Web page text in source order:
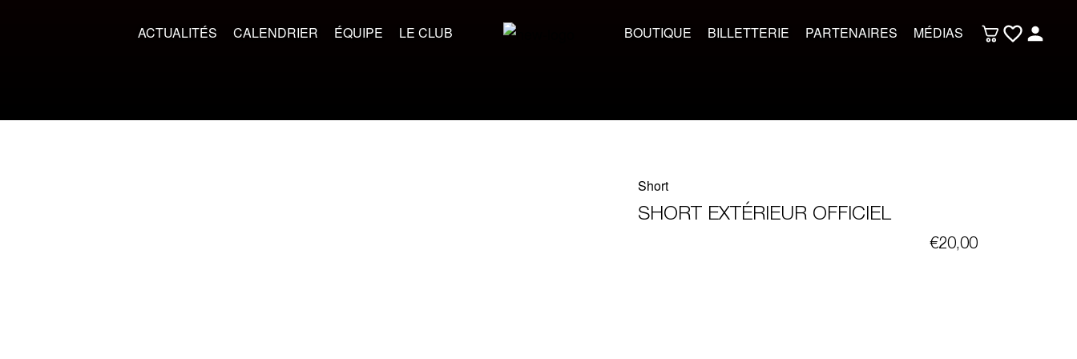
ACTUALITÉS CALENDRIER ÉQUIPE LE CLUB BOUTIQUE BILLETTERIE PARTENAIRES MÉDIAS
Short
SHORT EXTÉRIEUR OFFICIEL
€20,00